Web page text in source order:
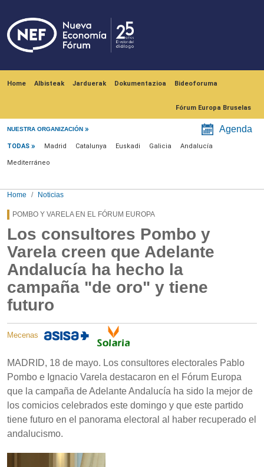
Home Albisteak Jarduerak Dokumentazioa Bideoforuma
Fórum Europa Bruselas
NUESTRA ORGANIZACIÓN Agenda
Menú noticias
TODAS Madrid Catalunya Euskadi Galicia Andalucía
Mediterráneo
Home Noticias
POMBO Y VARELA EN EL FÓRUM EUROPA
Los consultores Pombo y
Varela creen que Adelante
Andalucía ha hecho la
campaña "de oro" y tiene
futuro
Mecenas
MADRID, 18 de mayo. Los consultores electorales Pablo
Pombo e Ignacio Varela destacaron en el Fórum Europa
que la campaña de Adelante Andalucía ha sido la mejor de
los comicios celebrados este domingo y que este partido
tiene futuro en el panorama electoral al haber recuperado el
andalucismo.